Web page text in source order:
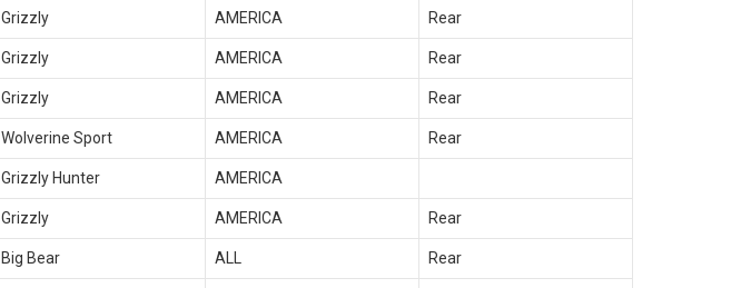
Grizzly AMERICA Rear
Grizzly AMERICA Rear
Grizzly AMERICA Rear
Wolverine Sport AMERICA Rear
Grizzly Hunter AMERICA
Grizzly AMERICA Rear
Big Bear ALL Rear